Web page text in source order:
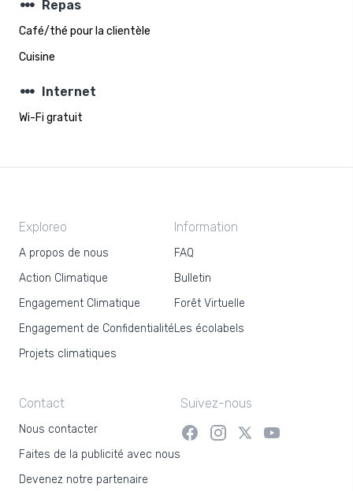
steppers Repas
Café/thé pour la clientèle
Cuisine
steppers Internet
Wi-Fi gratuit
Exploreo
A propos de nous
Action Climatique
Engagement Climatique
Engagement de Confidentialité
Projets climatiques
Information
FAQ
Bulletin
Forêt Virtuelle
Les écolabels
Contact
Nous contacter
Faites de la publicité avec nous
Devenez notre partenaire
Suivez-nous